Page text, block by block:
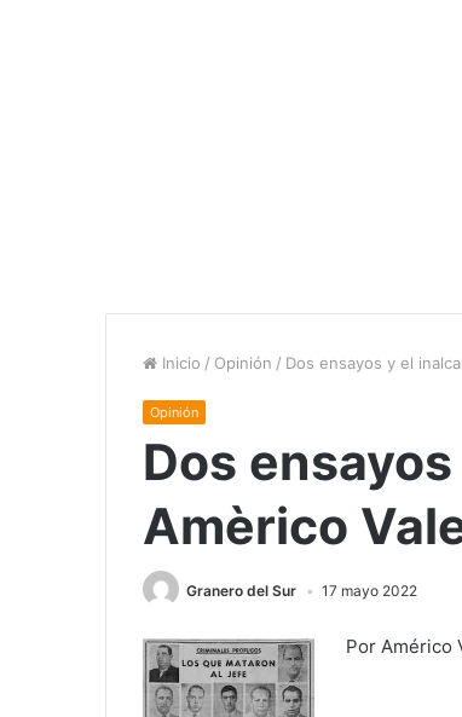
Inicio / Opinión / Dos ensayos y el
Opinión
Dos
Amèrico
Granero del Sur 17 mayo 2022
Por Américo